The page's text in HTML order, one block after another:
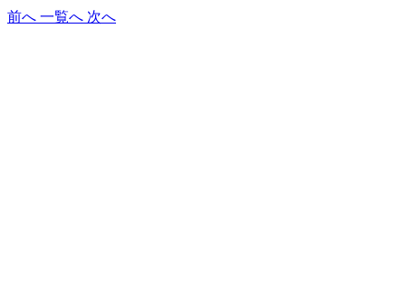
前へ 一覧へ 次へ